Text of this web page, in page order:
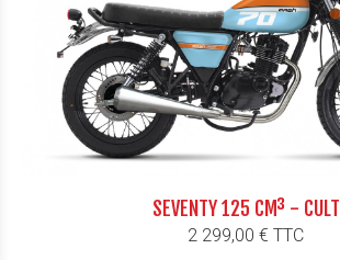
SEVENTY 125 CM³ - CULT
Prix
2 299,00 € TTC